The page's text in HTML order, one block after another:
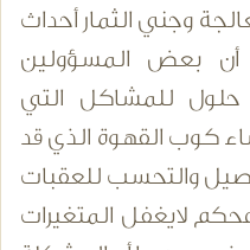
وجني الثمار أحداث
أن بعض المسؤولين
حلول للمشاكل التي
كوب القهوة الذي قد
والتحسب للعقبات
لايغفل المتغيرات